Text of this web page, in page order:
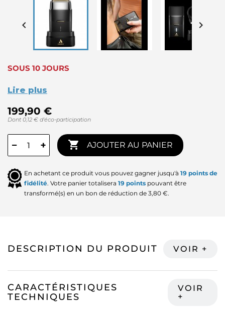
 
SOUS 10 JOURS
Lire plus
199,90 €
Dont 0,12 € d'éco-participation
− +  AJOUTER AU PANIER
En achetant ce produit vous pouvez gagner jusqu'à 19 points de
fidélité. Votre panier totalisera 19 points pouvant être
transformé(s) en un bon de réduction de 3,80 €.
DESCRIPTION DU PRODUIT
CARACTÉRISTIQUES
TECHNIQUES